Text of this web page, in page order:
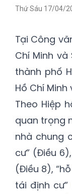
Thứ Sáu 17/04/
Tại Công
Chí Minh và
thành phố
Hồ Chí
Theo Hiệp
quan trọng
nhà chung
cư” (Điều
(Điều 8),
tái định